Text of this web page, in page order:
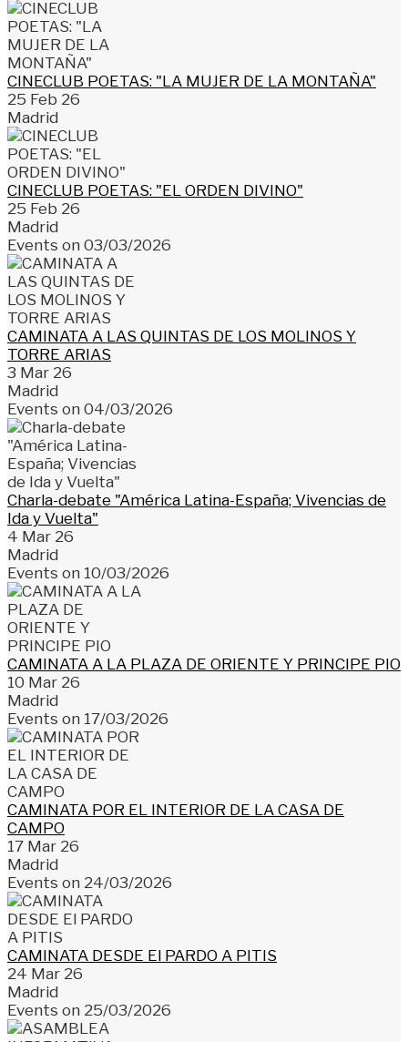
CINECLUB POETAS: "LA MUJER DE LA MONTAÑA"
25 Feb 26
Madrid
CINECLUB POETAS: "EL ORDEN DIVINO"
25 Feb 26
Madrid
Events on 03/03/2026
CAMINATA A LAS QUINTAS DE LOS MOLINOS Y
TORRE ARIAS
3 Mar 26
Madrid
Events on 04/03/2026
Charla-debate "América Latina-España; Vivencias de
Ida y Vuelta"
4 Mar 26
Madrid
Events on 10/03/2026
CAMINATA A LA PLAZA DE ORIENTE Y PRINCIPE PIO
10 Mar 26
Madrid
Events on 17/03/2026
CAMINATA POR EL INTERIOR DE LA CASA DE
CAMPO
17 Mar 26
Madrid
Events on 24/03/2026
CAMINATA DESDE El PARDO A PITIS
24 Mar 26
Madrid
Events on 25/03/2026